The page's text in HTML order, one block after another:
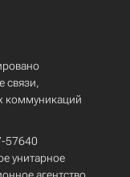
связи,
коммуникаций
57640
унитарное